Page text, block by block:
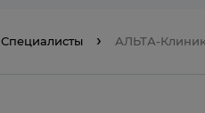
Специалисты АЛЬТА-Клиник